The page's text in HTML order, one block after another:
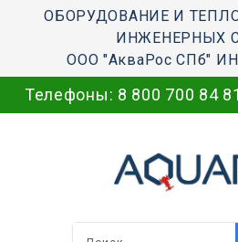
ОБОРУДОВАНИЕ И
ИНЖЕНЕРНЫХ
ООО "АкваРос СПб"
Телефоны: 8 800 700 84 81